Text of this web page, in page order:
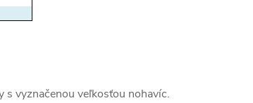
vyznačenou veľkosťou nohavíc.